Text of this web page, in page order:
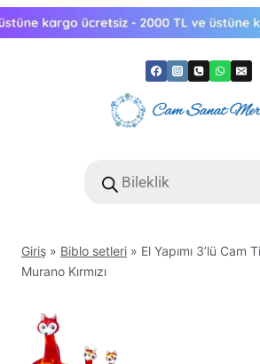
Skip
to
search
Giriş » Biblo setleri » El Yapımı 3’lü Cam
Murano Kırmızı